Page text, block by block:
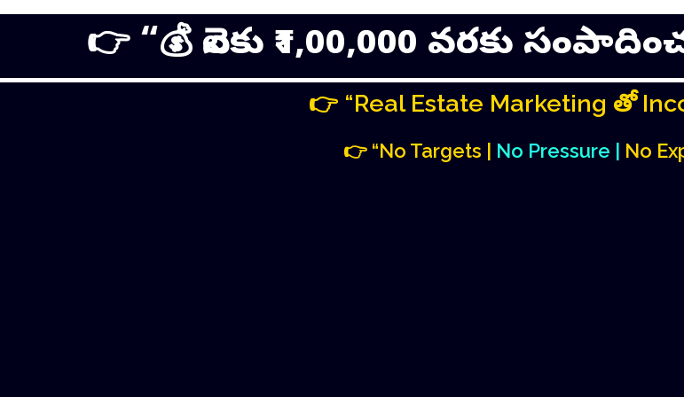
👉 “💰 నెలకు ₹1,00,000 వరకు
👉 “Real Estate Marketing తో
👉 “No Targets | No Pressure | No